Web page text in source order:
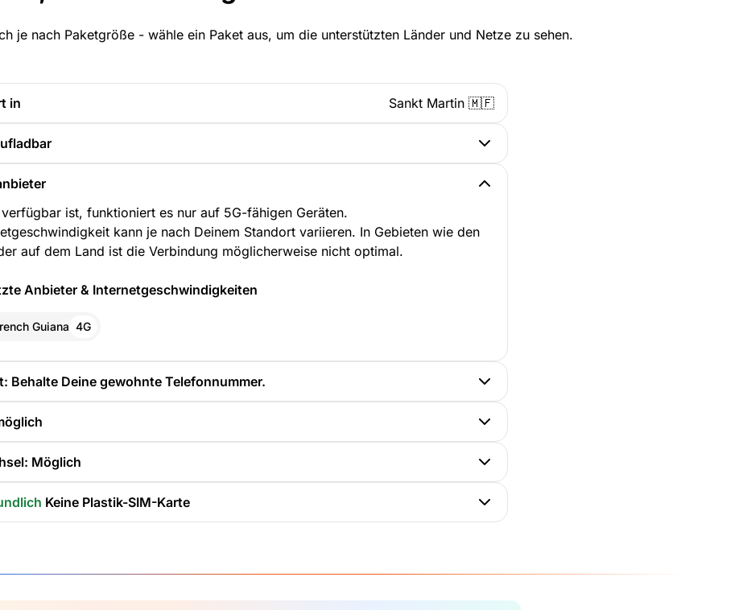
je nach Paketgröße - wähle ein Paket aus, um die unterstützten Länder und Netze zu sehen.
in Sankt Martin 🇲🇫
ist, funktioniert es nur auf 5G-fähigen Geräten.
kann je nach Deinem Standort variieren. In Gebieten wie den
auf dem Land ist die Verbindung möglicherweise nicht optimal.
Anbieter & Internetgeschwindigkeiten
Guiana 4G
Behalte Deine gewohnte Telefonnummer.
Möglich
Keine Plastik-SIM-Karte